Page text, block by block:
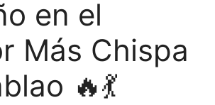
en el
Más Chispa
🔥💃